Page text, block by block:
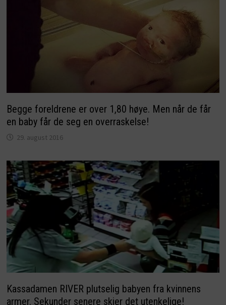
Begge foreldrene er over 1,80 høye. Men når de får
en baby får de seg en overraskelse!
29. august 2016
Kassadamen RIVER plutselig babyen fra kvinnens
armer. Sekunder senere skjer det utenkelige!